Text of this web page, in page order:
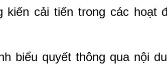
kiến cải tiến trong các hoạt
biểu quyết thông qua nội